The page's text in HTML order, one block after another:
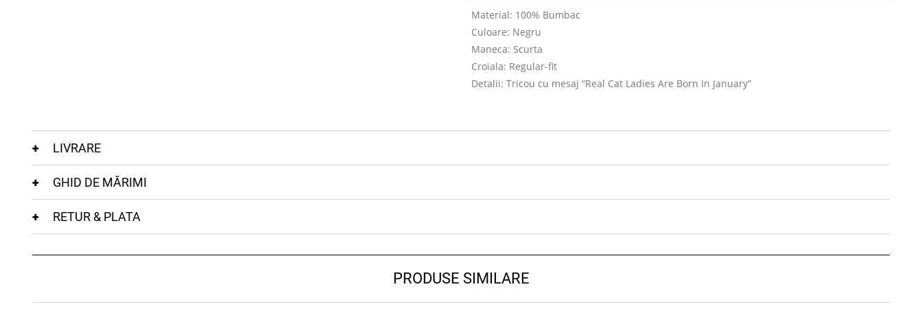
Material: 100% Bumbac
Culoare: Negru
Maneca: Scurta
Croiala: Regular-fit
Detalii: Tricou cu mesaj “Real Cat Ladies Are Born In January”
LIVRARE
GHID DE MĂRIMI
RETUR & PLATA
PRODUSE SIMILARE